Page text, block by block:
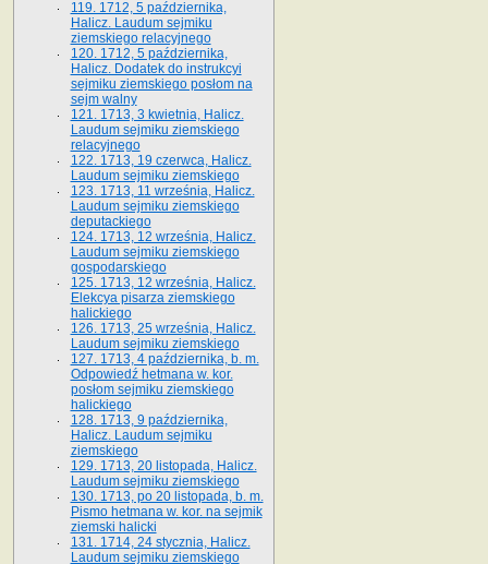
119. 1712, 5 października,
Halicz. Laudum sejmiku
ziemskiego relacyjnego
120. 1712, 5 października,
Halicz. Dodatek do instrukcyi
sejmiku ziemskiego posłom na
sejm walny
121. 1713, 3 kwietnia, Halicz.
Laudum sejmiku ziemskiego
relacyjnego
122. 1713, 19 czerwca, Halicz.
Laudum sejmiku ziemskiego
123. 1713, 11 września, Halicz.
Laudum sejmiku ziemskiego
deputackiego
124. 1713, 12 września, Halicz.
Laudum sejmiku ziemskiego
gospodarskiego
125. 1713, 12 września, Halicz.
Elekcya pisarza ziemskiego
halickiego
126. 1713, 25 września, Halicz.
Laudum sejmiku ziemskiego
127. 1713, 4 października, b. m.
Odpowiedź hetmana w. kor.
posłom sejmiku ziemskiego
halickiego
128. 1713, 9 października,
Halicz. Laudum sejmiku
ziemskiego
129. 1713, 20 listopada, Halicz.
Laudum sejmiku ziemskiego
130. 1713, po 20 listopada, b. m.
Pismo hetmana w. kor. na sejmik
ziemski halicki
131. 1714, 24 stycznia, Halicz.
Laudum sejmiku ziemskiego